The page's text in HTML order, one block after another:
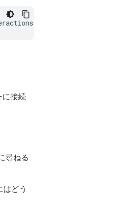
に接続
尋ねる
はどう